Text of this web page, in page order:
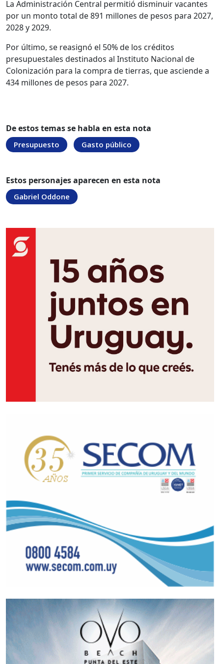
La Administración Central permitió disminuir vacantes
por un monto total de 891 millones de pesos para 2027,
2028 y 2029.
Por último, se reasignó el 50% de los créditos
presupuestales destinados al Instituto Nacional de
Colonización para la compra de tierras, que asciende a
434 millones de pesos para 2027.
De estos temas se habla en esta nota
Presupuesto Gasto público
Estos personajes aparecen en esta nota
Gabriel Oddone